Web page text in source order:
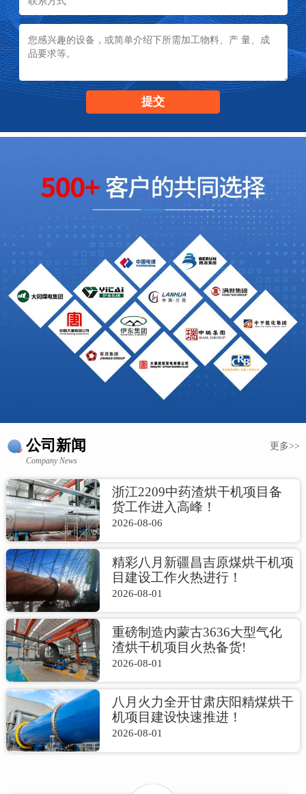
公司新闻 更多>>
Company News
浙江2209中药渣烘干机项目备
货工作进入高峰！
2026-08-06
精彩八月新疆昌吉原煤烘干机项
目建设工作火热进行！
2026-08-01
重磅制造内蒙古3636大型气化
渣烘干机项目火热备货!
2026-08-01
八月火力全开甘肃庆阳精煤烘干
机项目建设快速推进！
2026-08-01